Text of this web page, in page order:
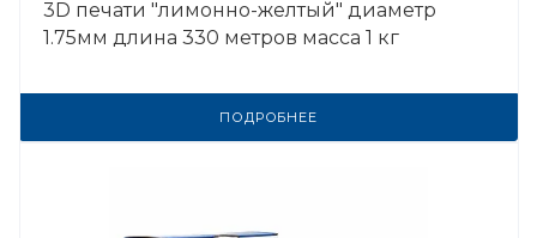
3D печати "лимонно-желтый" диаметр
1.75мм длина 330 метров масса 1 кг
ПОДРОБНЕЕ